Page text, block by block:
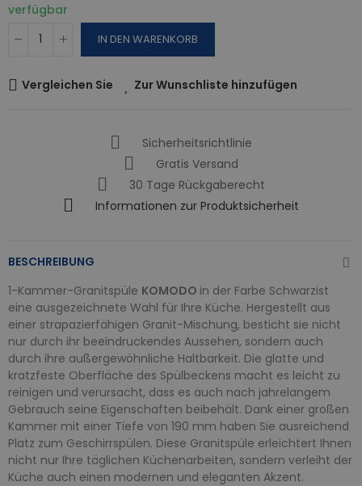
verfügbar
IN DEN WARENKORB
Vergleichen Sie Zur Wunschliste hinzufügen
Sicherheitsrichtlinie
Gratis Versand
30 Tage Rückgaberecht
Informationen zur Produktsicherheit
BESCHREIBUNG
1-Kammer-Granitspüle KOMODO in der Farbe Schwarzist
eine ausgezeichnete Wahl für Ihre Küche. Hergestellt aus
einer strapazierfähigen Granit-Mischung, besticht sie nicht
nur durch ihr beeindruckendes Aussehen, sondern auch
durch ihre außergewöhnliche Haltbarkeit. Die glatte und
kratzfeste Oberfläche des Spülbeckens macht es leicht zu
reinigen und verursacht, dass es auch nach jahrelangem
Gebrauch seine Eigenschaften beibehält. Dank einer großen
Kammer mit einer Tiefe von 190 mm haben Sie ausreichend
Platz zum Geschirrspülen. Diese Granitspüle erleichtert Ihnen
nicht nur Ihre täglichen Küchenarbeiten, sondern verleiht der
Küche auch einen modernen und eleganten Akzent.